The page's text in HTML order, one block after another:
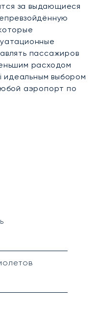
за выдающиеся
пассажиров
расходом
идеальным выбором
аэропорт по